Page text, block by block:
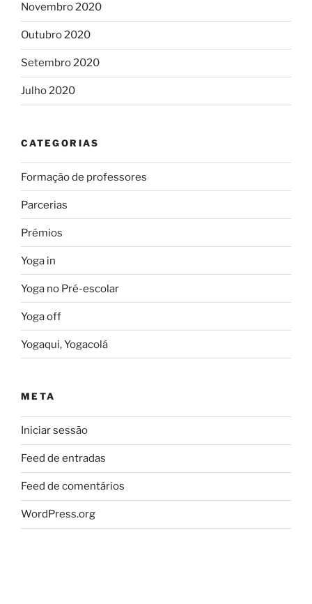
Novembro 2020
Outubro 2020
Setembro 2020
Julho 2020
CATEGORIAS
Formação de professores
Parcerias
Prémios
Yoga in
Yoga no Pré-escolar
Yoga off
Yogaqui, Yogacolá
META
Iniciar sessão
Feed de entradas
Feed de comentários
WordPress.org